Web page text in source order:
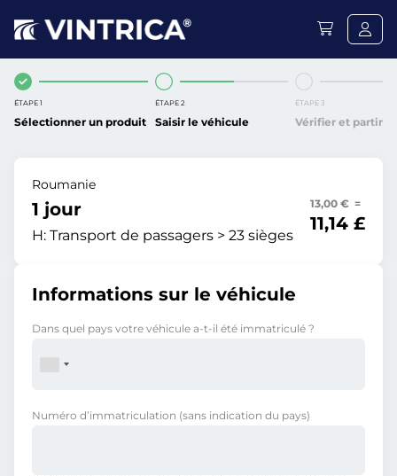
ÉTAPE 1
Sélectionner un produit
ÉTAPE 2
Saisir le véhicule
ÉTAPE 3
Vérifier et partir
Roumanie
1 jour
H: Transport de passagers > 23 sièges
13,00 € =
11,14 £
Informations sur le véhicule
Dans quel pays votre véhicule a-t-il été immatriculé ?
Numéro d’immatriculation (sans indication du pays)